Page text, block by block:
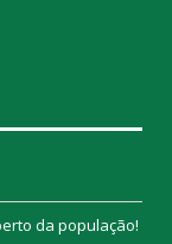
da população!